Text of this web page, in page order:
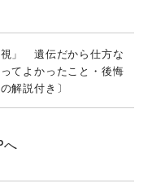
」 遺伝だから仕方な
てよかったこと・後悔
解説付き〕
へ